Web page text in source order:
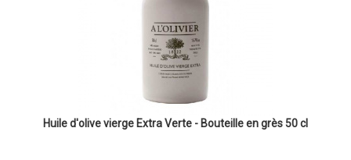
Huile d'olive vierge Extra Verte - Bouteille en grès 50 cl